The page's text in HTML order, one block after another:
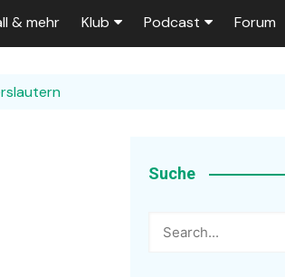
& mehr Klub
Ex-Preußen
Podcast Forum
Suche